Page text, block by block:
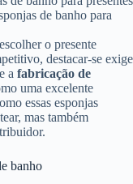
de banho para
o presente
destacar-se exige
a fabricação de
uma excelente
essas esponjas
mas também
banho